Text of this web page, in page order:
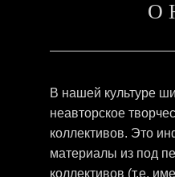
О
В нашей культуре
неавторское
коллективов. Это
материалы из под
коллективов (т.е.